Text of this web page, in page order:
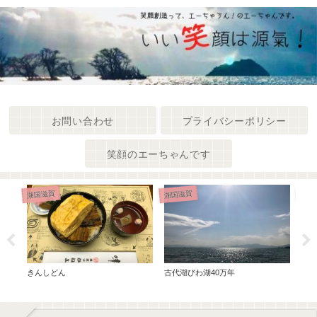
お問い合わせ プライバシーポリシー
笑顔のエーちゃんです
湖国滋賀
きんしどん
湖国滋賀
古代湖びわ湖40万年